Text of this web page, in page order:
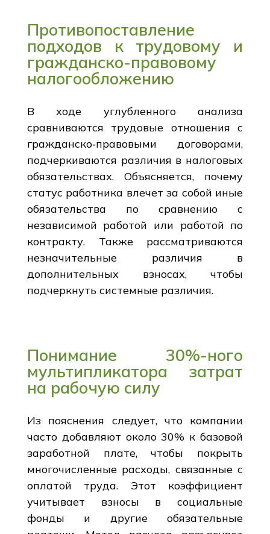
Противопоставление
подходов к трудовому и
гражданско-правовому
налогообложению
В ходе углубленного анализа
сравниваются трудовые отношения с
гражданско‐правовыми договорами,
подчеркиваются различия в налоговых
обязательствах. Объясняется, почему
статус работника влечет за собой иные
обязательства по сравнению с
независимой работой или работой по
контракту. Также рассматриваются
незначительные различия в
дополнительных взносах, чтобы
подчеркнуть системные различия.
Понимание 30%-ного
мультипликатора затрат
на рабочую силу
Из пояснения следует, что компании
часто добавляют около 30% к базовой
заработной плате, чтобы покрыть
многочисленные расходы, связанные с
оплатой труда. Этот коэффициент
учитывает взносы в социальные
фонды и другие обязательные